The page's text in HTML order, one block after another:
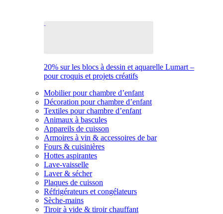
20% sur les blocs à dessin et aquarelle Lumart –
pour croquis et projets créatifs
Mobilier pour chambre d’enfant
Décoration pour chambre d’enfant
Textiles pour chambre d’enfant
Animaux à bascules
Appareils de cuisson
Armoires à vin & accessoires de bar
Fours & cuisinières
Hottes aspirantes
Lave-vaisselle
Laver & sécher
Plaques de cuisson
Réfrigérateurs et congélateurs
Sèche-mains
Tiroir à vide & tiroir chauffant